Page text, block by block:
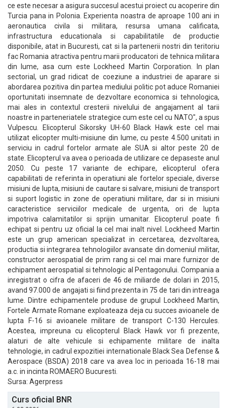
ce este necesar a asigura succesul acestui proiect cu acoperire din
Turcia pana in Polonia. Experienta noastra de aproape 100 ani in
aeronautica civila si militara, resursa umana calificata,
infrastructura educationala si capabilitatile de productie
disponibile, atat in Bucuresti, cat si la partenerii nostri din teritoriu
fac Romania atractiva pentru marii producatori de tehnica militara
din lume, asa cum este Lockheed Martin Corporation. In plan
sectorial, un grad ridicat de coeziune a industriei de aparare si
abordarea pozitiva din partea mediului politic pot aduce Romaniei
oportunitati insemnate de dezvoltare economica si tehnologica,
mai ales in contextul cresterii nivelului de angajament al tarii
noastre in parteneriatele strategice cum este cel cu NATO", a spus
Vulpescu. Elicopterul Sikorsky UH-60 Black Hawk este cel mai
utilizat elicopter multi-misiune din lume, cu peste 4.500 unitati in
serviciu in cadrul fortelor armate ale SUA si altor peste 20 de
state. Elicopterul va avea o perioada de utilizare ce depaseste anul
2050. Cu peste 17 variante de echipare, elicopterul ofera
capabilitati de referinta in operatiuni ale fortelor speciale, diverse
misiuni de lupta, misiuni de cautare si salvare, misiuni de transport
si suport logistic in zone de operatiuni militare, dar si in misiuni
caracteristice serviciilor medicale de urgenta, ori de lupta
impotriva calamitatilor si sprijin umanitar. Elicopterul poate fi
echipat si pentru uz oficial la cel mai inalt nivel. Lockheed Martin
este un grup american specializat in cercetarea, dezvoltarea,
productia si integrarea tehnologiilor avansate din domeniul militar,
constructor aerospatial de prim rang si cel mai mare furnizor de
echipament aerospatial si tehnologic al Pentagonului. Compania a
inregistrat o cifra de afaceri de 46 de miliarde de dolari in 2015,
avand 97.000 de angajati si fiind prezenta in 75 de tari din intreaga
lume. Dintre echipamentele produse de grupul Lockheed Martin,
Fortele Armate Romane exploateaza deja cu succes avioanele de
lupta F-16 si avioanele militare de transport C-130 Hercules.
Acestea, impreuna cu elicopterul Black Hawk vor fi prezente,
alaturi de alte vehicule si echipamente militare de inalta
tehnologie, in cadrul expozitiei internationale Black Sea Defense &
Aerospace (BSDA) 2018 care va avea loc in perioada 16-18 mai
a.c. in incinta ROMAERO Bucuresti.
Sursa: Agerpress
Curs oficial BNR